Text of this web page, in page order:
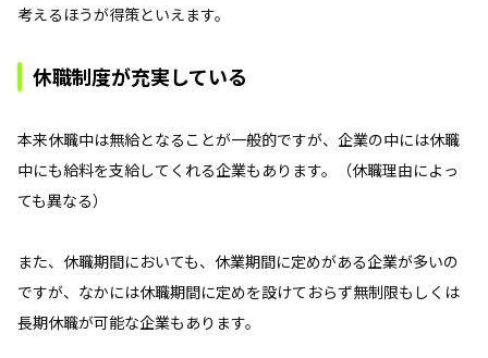
考えるほうが得策といえます。
休職制度が充実している
本来休職中は無給となることが一般的ですが、企業の中には休職
中にも給料を支給してくれる企業もあります。（休職理由によっ
ても異なる）
また、休職期間においても、休業期間に定めがある企業が多いの
ですが、なかには休職期間に定めを設けておらず無制限もしくは
長期休職が可能な企業もあります。